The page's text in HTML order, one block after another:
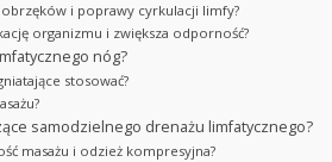
i poprawy cyrkulacji limfy?
organizmu i zwiększa odporność?
nóg?
stosować?
samodzielnego drenażu limfatycznego?
masażu i odzież kompresyjna?